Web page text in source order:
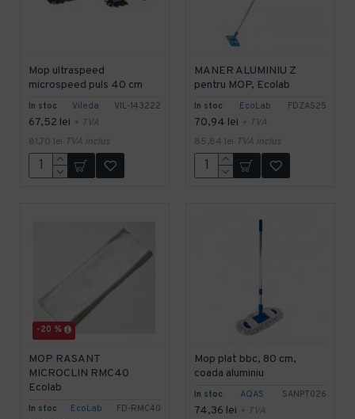
In stoc Vileda VIL-143222
Mop ultraspeed
microspeed puls 40 cm
67,52 lei + TVA
81,70 lei TVA inclus
In stoc EcoLab FDZAS25
MANER ALUMINIU Z
pentru MOP, Ecolab
70,94 lei + TVA
85,84 lei TVA inclus
-20 %
In stoc EcoLab FD-RMC40
MOP RASANT
MICROCLIN RMC40
Ecolab
In stoc AQAS SANPT026
Mop plat bbc, 80 cm,
coada aluminiu
74,36 lei + TVA